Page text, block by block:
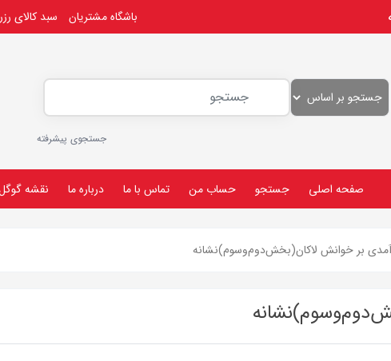
باشگاه مشتریان سبد کالای
جستجوی پیشرفته
صفحه اصلی جستجو حساب من تماس با ما درباره ما نقشه
بر خوانش لاکان(بخش‌دوم‌و‌سوم)نشانه